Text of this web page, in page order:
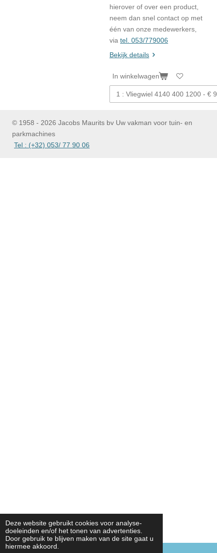
Deze website gebruikt cookies voor analyse-
doeleinden en/of het tonen van advertenties.
Door gebruik te blijven maken van de site gaat u
hiermee akkoord.
hierover of over een product,
neem dan snel contact op met
één van onze medewerkers,
via tel. 053/779006
Bekijk details
In winkelwagen
© 1958 - 2026 Jacobs Maurits bv Uw vakman voor tuin- en
parkmachines
Tel : (+32) 053/ 77 90 06